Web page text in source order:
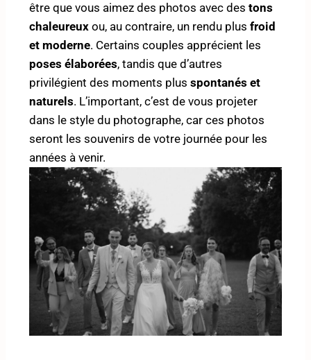
être que vous aimez des photos avec des tons
chaleureux ou, au contraire, un rendu plus froid
et moderne. Certains couples apprécient les
poses élaborées, tandis que d’autres
privilégient des moments plus spontanés et
naturels. L’important, c’est de vous projeter
dans le style du photographe, car ces photos
seront les souvenirs de votre journée pour les
années à venir.